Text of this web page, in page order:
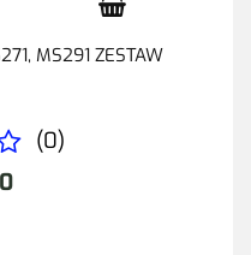
MS291 ZESTAW
(0)